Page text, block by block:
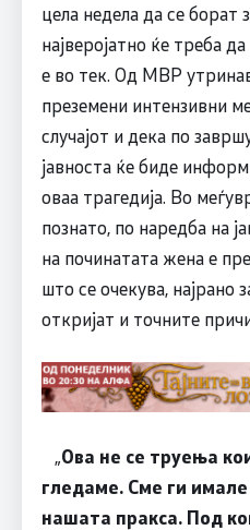
цела недела да се борат
најверојатно ќе треба
е во тек. Од МВР
преземени интензивни
случајот и дека по
јавноста ќе биде
оваа трагедија. Во
познато, по наредба на
на починатата жена е
што се очекува, најрано
откријат и точните
„Ова не се труења
гледаме. Сме ги
нашата пракса. Под